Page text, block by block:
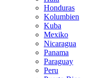
Honduras
Kolumbien
Kuba
Mexiko
Nicaragua
Panama
Paraguay
Peru